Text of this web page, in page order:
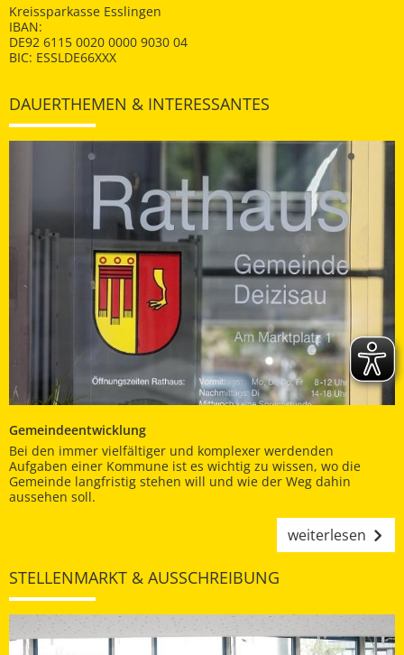
Kreissparkasse Esslingen
IBAN:
DE92 6115 0020 0000 9030 04
BIC: ESSLDE66XXX
DAUERTHEMEN & INTERESSANTES
Gemeindeentwicklung
Bei den immer vielfältiger und komplexer werdenden
Aufgaben einer Kommune ist es wichtig zu wissen, wo die
Gemeinde langfristig stehen will und wie der Weg dahin
aussehen soll.
weiterlesen
STELLENMARKT & AUSSCHREIBUNG